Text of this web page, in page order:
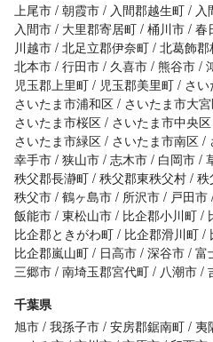
上尾市 朝霞市 入間郡越生町 入
入間市
大里郡寄居町 桶川市 春
川越市 北足立郡伊奈町 北葛飾
北本市 行田市 久喜市 熊谷市
児玉郡上里町
児玉郡美里町
さ
さいたま市浦和区
さいたま市大
さいたま市桜区
さいたま市中央区
さいたま市緑区
さいたま市南区
幸手市 狭山市 志木市 白岡市
秩父郡長瀞町 秩父郡東秩父村 秩
秩父市 鶴ヶ島市 所沢市 戸田市
飯能市 東松山市 比企郡小川町
比企郡ときがわ町
比企郡滑川町
比企郡嵐山町
日高市 深谷市 富
三郷市 南埼玉郡宮代町 八潮市
千葉県
旭市 我孫子市 安房郡鋸南町 夷